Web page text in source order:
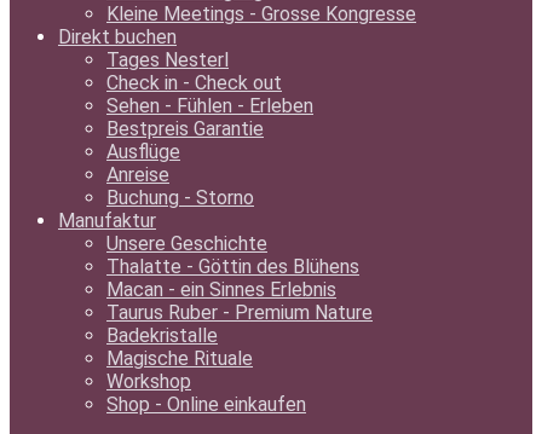
Kleine Meetings - Grosse Kongresse
Direkt buchen
Tages Nesterl
Check in - Check out
Sehen - Fühlen - Erleben
Bestpreis Garantie
Ausflüge
Anreise
Buchung - Storno
Manufaktur
Unsere Geschichte
Thalatte - Göttin des Blühens
Macan - ein Sinnes Erlebnis
Taurus Ruber - Premium Nature
Badekristalle
Magische Rituale
Workshop
Shop - Online einkaufen